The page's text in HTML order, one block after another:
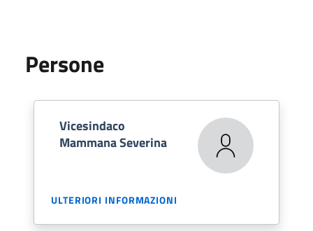
Persone
Vicesindaco
Mammana Severina
ULTERIORI INFORMAZIONI